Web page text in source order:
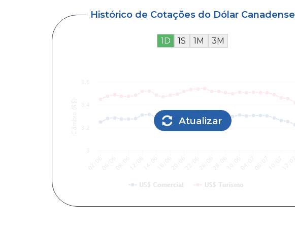
Histórico de Cotações do Dólar Canadense
1D 1S 1M 3M